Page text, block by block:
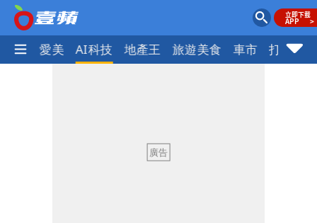
愛美 AI科技 地產王 旅遊美食 車市 打詐
醫學教授林慶順意外離世 女兒沉痛證實